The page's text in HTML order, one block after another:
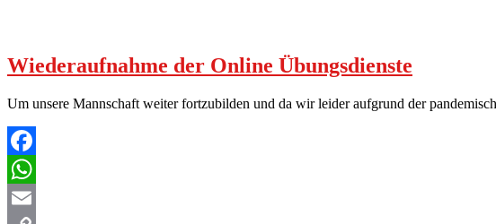
Wiederaufnahme der Online Übungsdienste
Um unsere Mannschaft weiter fortzubilden und da wir leider aufgrund der
Facebook
WhatsApp